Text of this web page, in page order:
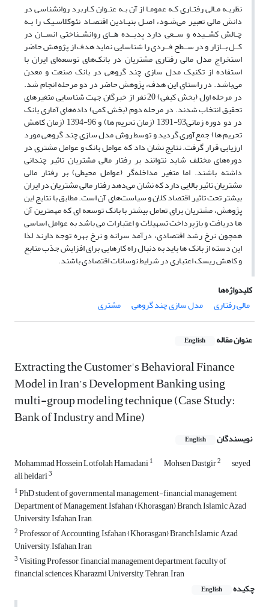
ﻧﻈﺮﯾـﻪ ﻣـﺎﻟﯽ رﻓﺘـﺎری ﮐـﻪ ﻋﻤﻮﻣـﺎ از آن ﺑـﻪ ﻋﻨـﻮان ﮐـﺎرﺑﺮد رواﻧﺸﻨﺎﺳﯽ در
داﻧﺶ ﻣﺎﻟﯽ ﺗﻌﺒﯿﺮ ﻣﯽ‌ﺷـﻮد، اﺻـﻞ ﺑﻨﯿـﺎدﯾﻦ اﻗﺘﺼـﺎد ﻧﺌﻮﮐﻼﺳـﯿﮏ را ﺑـﻪ
ﭼـﺎﻟﺶ ﮐﺸــﯿﺪه و ﺳــﻌﯽ دارد ﭘﺪﯾــﺪه ﻫــﺎی رواﻧﺸــﻨﺎﺧﺘﯽ اﻧﺴــﺎن در
ﮐــﻞ ﺑــﺎزار و در ﺳــﻄﺢ ﻓــﺮدی را ﺷﻨﺎﺳﺎﯾﯽ ﻧﻤﺎﯾﺪ هدف از پژوهش حاضر
استخراج مدل مالی رفتاری مشتریان در بانک‌های توسعه‌ای ایران با
استفاده از تکنیک مدل سازی چند گروهی در بانک صنعت و معدن
می‌باشد. در راستای این هدف، پژوهش حاضر در دو مرحله انجام شد.
در مرحله اول (بخش کیفی) 20 نفر از خبرگان جهت شناسایی متغیرهای
تحقیق انتخاب شدند. در مرحله دوم (بخش کمی) داده‌های آماری بانک
در دو دوره زمانی93-1391 (زمان تحریم ها) و 96-1394 (زمان کاهش
تحریم ها) جمع‌آوری گردید و توسط روش مدل سازی چند گروهی مورد
ارزیابی قرار گرفت. نتایج نشان داد که عوامل بانک و عوامل مشتری در
دوره‌های مختلف شاید نتوانند بر رفتار مالی مشتریان تاثیر چندانی
داشته باشند. اما متغیر مداخله‌گر (عوامل محیطی) بر رفتار مالی
مشتریان تاثیر بالایی دارد که نشان می‌دهد رفتار مالی مشتریان در ایران
بیشتر تحت تاثیر اقتصاد کلان و سیاست‌های آن است. مطابق با نتایج این
پژوهش، مشتریان برای تعامل بیشتر با بانک توسعه ای که مهمترین آن
ها دریافت و بازپرداخت تسهیلات و اعتبارات می باشد به عوامل اساسی
همچون نرخ رشد اقتصادی، درآمد سرانه و نرخ بهره توجه دارند لذا
این دسته از بانک ها باید به دنبال راه کارهایی برای افزایش جذب منابع
و کاهش ریسک اعتباری در شرایط نوسانات اقتصادی باشند.
کلیدواژه‌ها
مالی رفتاری
مدل سازی چند گروهی مشتری
عنوان مقاله English
Extracting the Customer's Behavioral Finance
Model in Iran’s Development Banking using
multi-group modeling technique (Case Study:
Bank of Industry and Mine)
نویسندگان English
Mohammad Hossein Lotfolah Hamadani1 Mohsen Dastgir2 seyed
ali heidari3
1PhD student of governmental management-financial management,
Department of Management, Isfahan (Khorasgan) Branch, Islamic Azad
University, Isfahan, Iran,
2Professor of Accounting, Isfahan (Khorasgan) Branch,Islamic Azad
University, Isfahan, Iran
3Visiting Professor, financial management department, faculty of
financial sciences, Kharazmi University, Tehran, Iran
چکیده
English